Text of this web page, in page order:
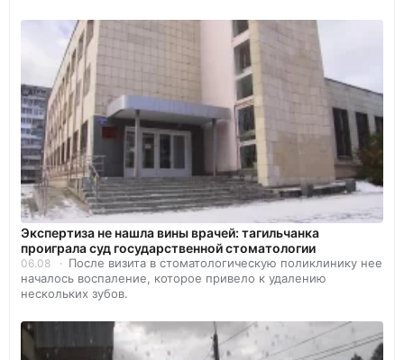
Экспертиза не нашла вины врачей: тагильчанка
проиграла суд государственной стоматологии
06.08
После визита в стоматологическую поликлинику нее
началось воспаление, которое привело к удалению
нескольких зубов.